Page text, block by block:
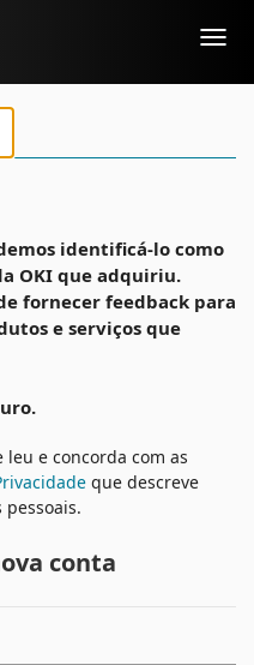
identificá-lo como
OKI que adquiriu.
fornecer feedback para
e serviços que
e concorda com as
que descreve
pessoais.
conta